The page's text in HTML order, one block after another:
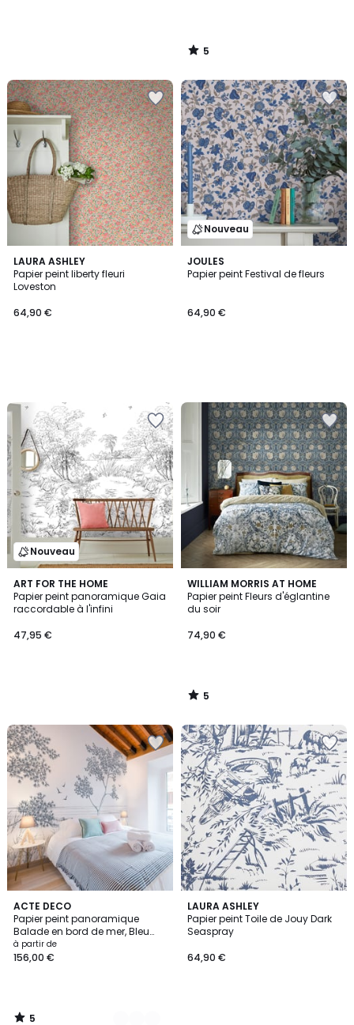
5
/
LAURA ASHLEY
Papier peint liberty fleuri
Loveston
64,90 €
Nouveau
JOULES
Papier peint Festival de fleurs
64,90 €
Nouveau
ART FOR THE HOME
Papier peint panoramique Gaia
raccordable à l'infini
47,95 €
WILLIAM MORRIS AT HOME
Papier peint Fleurs d'églantine
du soir
74,90 €
5
/
5
5
/
ACTE DECO
Papier peint panoramique
Balade en bord de mer, Bleu
225 x 250cm
à partir de
156,00 €
5
/
5
4
Couleurs
5
LAURA ASHLEY
Papier peint Toile de Jouy Dark
Seaspray
64,90 €